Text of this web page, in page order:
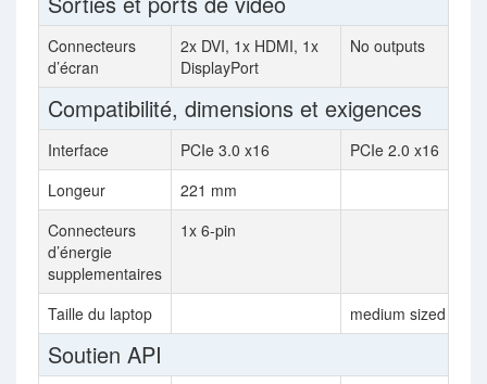
Connecteurs
d’écran
2x DVI, 1x HDMI, 1x
DisplayPort
No outputs
Compatibilité, dimensions et exigences
Interface PCIe 3.0 x16
PCIe 2.0 x16
Longeur
221 mm
Connecteurs
d’énergie
supplementaires
1x 6-pin
Taille du laptop medium sized
Soutien API